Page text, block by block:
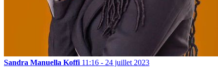
Sandra Manuella Koffi 11:16 - 24 juillet 2023